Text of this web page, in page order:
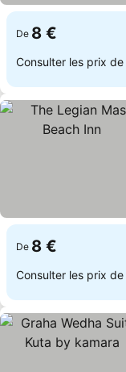
De 8 €
Consulter les prix de
De 8 €
Consulter les prix de